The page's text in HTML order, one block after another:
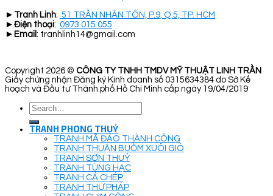
► Tranh Linh: 51 TRẦN NHÂN TÔN, P.9, Q.5, TP. HCM
► Điện thoại: 0973 015 055
► Email : tranhlinh14@gmail.com
Copyright 2026 © CÔNG TY TNHH TMDV MỸ THUẬT LINH TRẦN
Giấy chứng nhận Đăng ký Kinh doanh số 0315634384 do Sở Kế
hoạch và Đầu tư Thành phố Hồ Chí Minh cấp ngày 19/04/2019
Search
for:
TRANH PHONG THUỶ
TRANH MÃ ĐÁO THÀNH CÔNG
TRANH THUẬN BUỒM XUÔI GIÓ
TRANH SƠN THUỶ
TRANH TÙNG HẠC
TRANH CÁ CHÉP
TRANH THƯ PHÁP